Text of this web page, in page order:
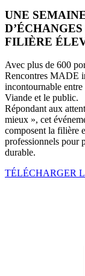
UNE
FILIÈRE
Avec plus de 600
Rencontres MADE
incontournable
Viande et le public.
Répondant aux
mieux », cet
composent la filière
professionnels pour
durable.
TÉLÉCHARGER